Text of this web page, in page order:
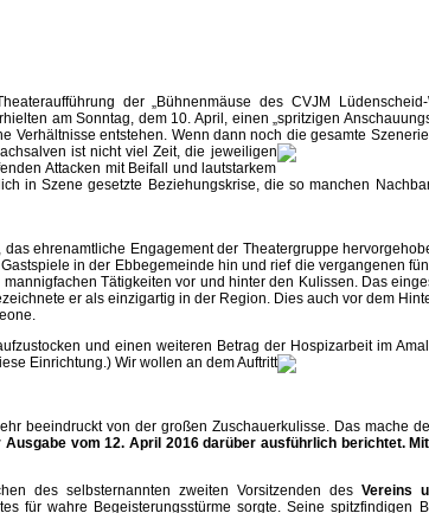
der „Bühnenmäuse des CVJM
am Sonntag, dem 10. April, einen „spritzigen
Verhältnisse entstehen. Wenn dann noch die gesamte
ist nicht viel Zeit, die jeweiligen
Attacken mit Beifall und lautstarkem
in Szene gesetzte Beziehungskrise, die so manchen
ehrenamtliche Engagement der Theatergruppe
in der Ebbegemeinde hin und rief die vergangenen
Tätigkeiten vor und hinter den Kulissen. Das
er als einzigartig in der Region. Dies auch vor dem
und einen weiteren Betrag der Hospizarbeit im
Einrichtung.)Wir wollen an dem Auftritt
beeindruckt von der großen Zuschauerkulisse. Das mache
Ausgabe vom 12. April 2016 darüber ausführlich berichtet.
des selbsternannten zweiten Vorsitzenden desVereins
für wahre Begeisterungsstürme sorgte. Seine spitzfindigen